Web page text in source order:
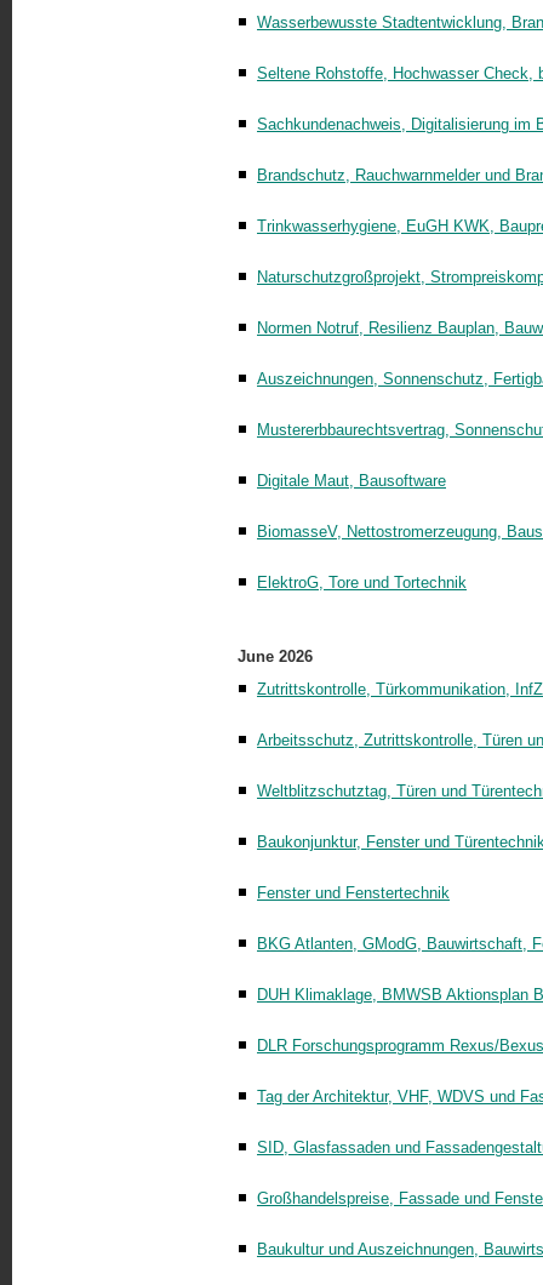
Wasserbewusste Stadtentwicklung,
Seltene Rohstoffe, Hochwasser Check,
Sachkundenachweis, Digitalisierung im
Brandschutz, Rauchwarnmelder und
Trinkwasserhygiene, EuGH KWK,
Naturschutzgroßprojekt,
Normen Notruf, Resilienz Bauplan,
Auszeichnungen, Sonnenschutz,
Mustererbbaurechtsvertrag,
Digitale Maut, Bausoftware
BiomasseV, Nettostromerzeugung,
ElektroG, Tore und Tortechnik
June 2026
Zutrittskontrolle, Türkommunikation,
Arbeitsschutz, Zutrittskontrolle, Türen
Weltblitzschutztag, Türen und
Baukonjunktur, Fenster und
Fenster und Fenstertechnik
BKG Atlanten, GModG, Bauwirtschaft,
DUH Klimaklage, BMWSB Aktionsplan
DLR Forschungsprogramm Rexus/
Tag der Architektur, VHF, WDVS und
SID, Glasfassaden und
Großhandelspreise, Fassade und
Baukultur und Auszeichnungen,